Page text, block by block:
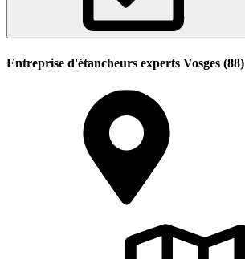
Entreprise d'étancheurs experts Vosges (88)